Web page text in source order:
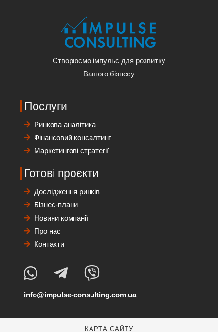
Створюємо імпульс для розвитку
Вашого бізнесу
Послуги
Ринкова аналітика
Фінансовий консалтинг
Маркетингові стратегії
Готові проєкти
Дослідження ринків
Бізнес-плани
Новини компанії
Про нас
Контакти
info@impulse-consulting.com.ua
КАРТА САЙТУ